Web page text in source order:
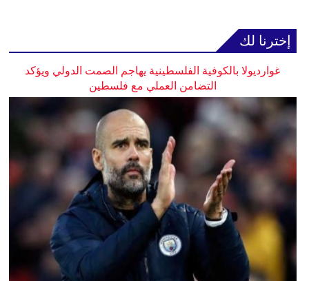
إخترنا لك
غوارديولا بالكوفية الفلسطينية يهاجم الصمت الدولي ويؤكد
التضامن العملي مع فلسطين